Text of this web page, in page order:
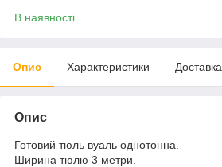
В наявності
Опис Характеристики Доставка
Опис
Готовий тюль вуаль однотонна.
Ширина тюлю 3 метри.